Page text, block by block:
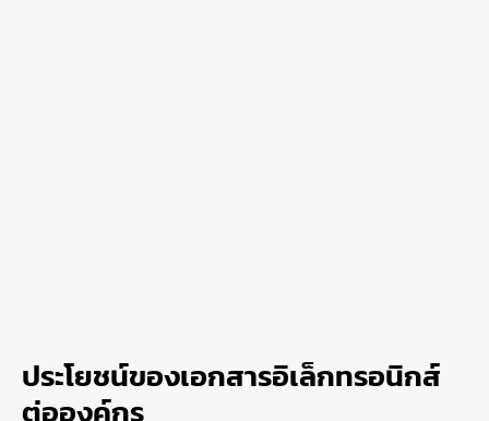
ประโยชน์ของเอกสารอิเล็กทรอนิกส์
ต่อองค์กร